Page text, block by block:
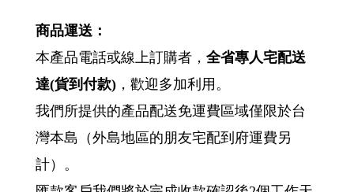
商品運送：
本產品電話或線上訂購者， 全省專人宅配送
達(貨到付款) ，歡迎多加利用。
我們所提供的產品配送免運費區域僅限於台
灣本島（外島地區的朋友宅配到府運費另
計）。